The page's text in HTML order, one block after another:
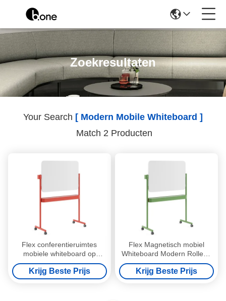
Zoekresultaten
Your Search [ Modern Mobile Whiteboard ]
Match 2 Producten
Flex conferentieruimtes
mobiele whiteboard op
casters multifunctionele
magnetische
Krijg Beste Prijs
Flex Magnetisch mobiel
Whiteboard Modern Rollend
Dubbelzijdig Voor
Opleidingsruimten Kantoren
Krijg Beste Prijs